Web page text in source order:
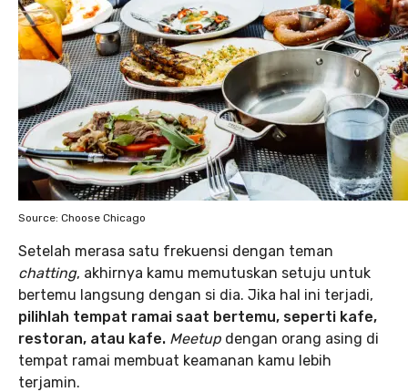
Source: Choose Chicago
Setelah merasa satu frekuensi dengan teman
chatting, akhirnya kamu memutuskan setuju untuk
bertemu langsung dengan si dia. Jika hal ini terjadi,
pilihlah tempat ramai saat bertemu, seperti kafe,
restoran, atau kafe. Meetup dengan orang asing di
tempat ramai membuat keamanan kamu lebih
terjamin.